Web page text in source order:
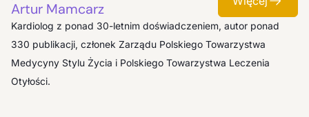
Artur Mamcarz
Kardiolog z ponad 30-letnim doświadczeniem, autor ponad
330 publikacji, członek Zarządu Polskiego Towarzystwa
Medycyny Stylu Życia i Polskiego Towarzystwa Leczenia
Otyłości.